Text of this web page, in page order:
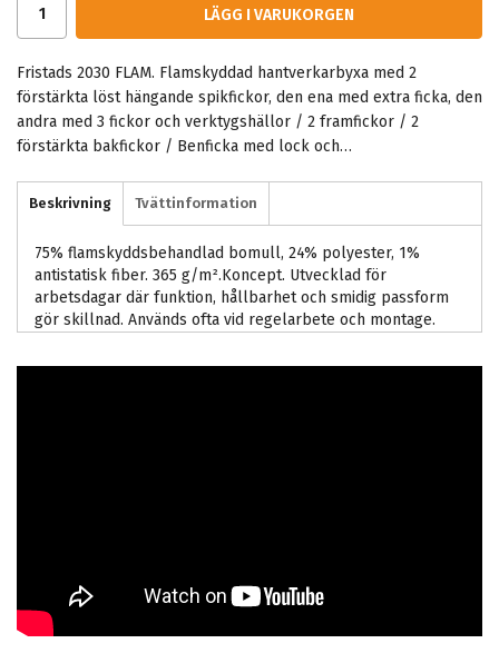
LÄGG I VARUKORGEN
Fristads 2030 FLAM. Flamskyddad hantverkarbyxa med 2
förstärkta löst hängande spikfickor, den ena med extra ficka, den
andra med 3 fickor och verktygshällor / 2 framfickor / 2
förstärkta bakfickor / Benficka med lock och…
Beskrivning Tvättinformation
75% flamskyddsbehandlad bomull, 24% polyester, 1%
antistatisk fiber. 365 g/m².Koncept. Utvecklad för
arbetsdagar där funktion, hållbarhet och smidig passform
gör skillnad. Används ofta vid regelarbete och montage.